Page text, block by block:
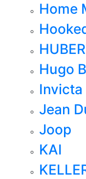
Home
Hugo
Invicta
Jean
Joop
KAI